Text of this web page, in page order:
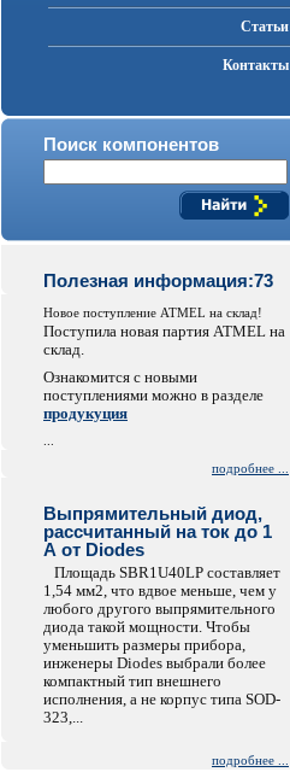
Статьи
Контакты
Поиск компонентов
Полезная информация:73
Новое поступление ATMEL на склад!
Поступила новая партия ATMEL на
склад.
Ознакомится с новыми
поступлениями можно в разделе
продукуция
подробнее ...
Выпрямительный диод,
рассчитанный на ток до 1
А от Diodes
Площадь SBR1U40LP составляет
1,54 мм2, что вдвое меньше, чем у
любого другого выпрямительного
диода такой мощности. Чтобы
уменьшить размеры прибора,
инженеры Diodes выбрали более
компактный тип внешнего
исполнения, а не корпус типа SOD-
323,...
подробнее ...